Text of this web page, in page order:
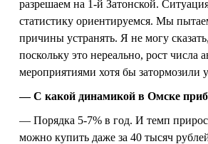
разрешаем на 1-й Затонской.
статистику ориентируемся. Мы
причины устранять. Я не могу
поскольку это нереально, рост
мероприятиями хотя бы затормозили
— С какой динамикой в Омске
— Порядка 5-7% в год. И темп
можно купить даже за 40 тысяч